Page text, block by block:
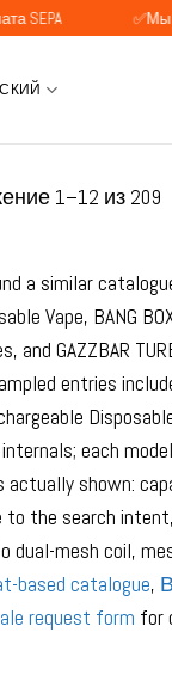
✅Мы
1–12 из 209
a similar
Vape, BANG
and GAZZBAR
entries
each
shown:
to the search
mesh coil,
based catalogue,
request form for